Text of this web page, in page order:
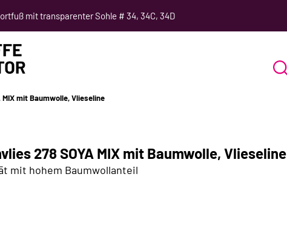
mit transparenter Sohle # 34, 34C, 34D
MIX mit Baumwolle, Vlieseline
278 SOYA MIX mit Baumwolle, Vlieseline
mit hohem Baumwollanteil